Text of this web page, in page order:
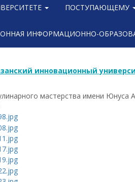
ПОСТУПАЮЩЕМУ
ИНФОРМАЦИОННО-
инновационный
мастерства имени Юнуса